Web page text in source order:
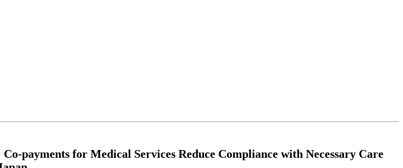
payments for Medical Services Reduce Compliance with Necessary Care